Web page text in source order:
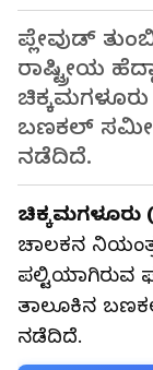
ಪ್ಲೇವುಡ್
ರಾಷ್ಟ್ರೀಯ
ಬಣಕಲ್
ನಡೆದಿದೆ.
ಚಿಕ್ಕಮಗಳೂರು
ಚಾಲಕನ
ಪಲ್ಟಿಯಾಗಿರುವ
ತಾಲೂಕಿನ
ನಡೆದಿದೆ.